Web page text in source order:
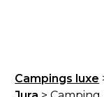
Campings luxe